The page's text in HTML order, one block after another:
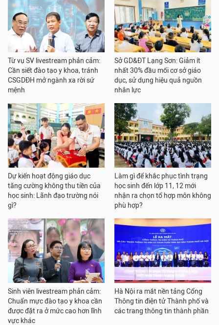
Từ vụ SV livestream phản cảm:
Cần siết đào tạo y khoa, tránh
CSGDĐH mở ngành xa rời sứ
mệnh
Sở GD&ĐT Lạng Sơn: Giảm ít
nhất 30% đầu mối cơ sở giáo
dục, sử dụng hiệu quả nguồn
nhân lực
Dự kiến hoạt động giáo dục
tăng cường không thu tiền của
học sinh: Lãnh đạo trường nói
gì?
Làm gì để khắc phục tình trạng
học sinh đến lớp 11, 12 mới
nhận ra chọn tổ hợp môn không
phù hợp?
Sinh viên livestream phản cảm:
Chuẩn mực đào tạo y khoa cần
được đặt ra ở mức cao hơn lĩnh
vực khác
Hà Nội ra mắt nền tảng Cổng
Thông tin điện tử Thành phố và
các trang thông tin thành phần